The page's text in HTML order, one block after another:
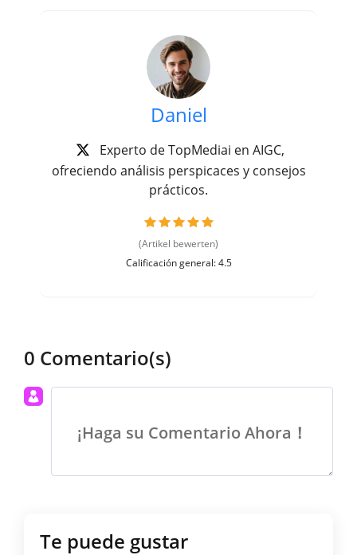
Daniel
Experto de TopMediai en AIGC,
ofreciendo análisis perspicaces y consejos
prácticos.
(Artikel bewerten)
Calificación general: 4.5
0 Comentario(s)
¡Haga su Comentario Ahora！
Te puede gustar